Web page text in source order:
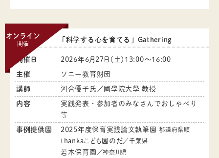
オンライン
開催
「科学する心を育てる」Gathering
開催日 2026年6月27日（土）13:00～16:00
主催 ソニー教育財団
講師 河合優子氏／國學院大學 教授
内容
実践発表・参加者のみなさんでおしゃべり
等
事例提供園 2025年度保育実践論文執筆園都道府県順
thankaこども園のだ ／千葉県
若木保育園 ／神奈川県